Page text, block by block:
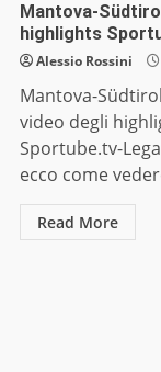
Mantova-
highlights
Alessio Rossini
Mantova-
video degli
Sportube.tv-
ecco come
Read More